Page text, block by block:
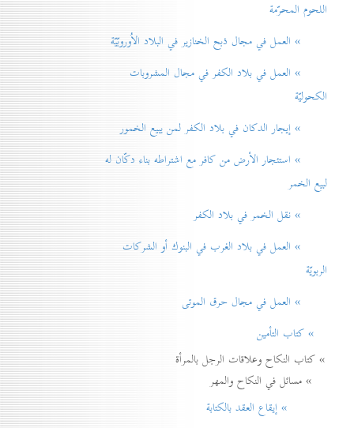
اللحوم المحرّمة
» العمل في مجال ذبح الخنازير في البلاد الاُوروبّيّة
» العمل في بلاد الكفر في مجال المشروبات
الكحوليّة
» إيجار الدكان في بلاد الكفر لمن يبيع الخمور
» استئجار الأرض من كافر مع اشتراطه بناء دكّان له
لبيع الخمر
» نقل الخمر في بلاد الكفر
» العمل في بلاد الغرب في البنوك أو الشركات
الربويّة
» العمل في مجال حرق الموتی
» كتاب التأمين
» كتاب النكاح وعلاقات الرجل بالمرأة
» مسائل في النكاح والمهر
» إيقاع العقد بالكتابة